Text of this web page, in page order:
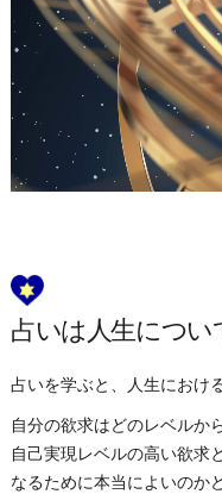
占いは人生につ
占いを学ぶと、人生におけ
自分の欲求はどのレベル
自己実現レベルの高い欲求
なるために本当によいのか